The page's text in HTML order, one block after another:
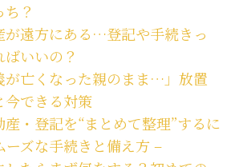
？
が遠方にある…登記や手続きっ
いいの？
が亡くなった親のまま…」放置
今できる対策
・登記を“まとめて整理”するに
ーズな手続きと備え方 –